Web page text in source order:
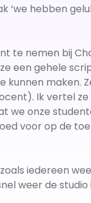
‘we hebben
te nemen bij
een gehele
kunnen maken.
Ik vertel
we onze
voor op de
iedereen
weer de studio